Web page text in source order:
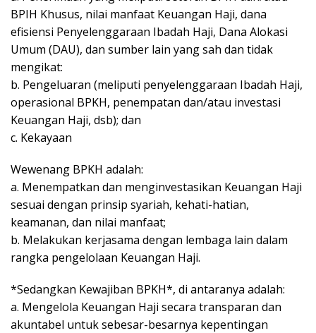
BPIH Khusus, nilai manfaat Keuangan Haji, dana
efisiensi Penyelenggaraan Ibadah Haji, Dana Alokasi
Umum (DAU), dan sumber lain yang sah dan tidak
mengikat:
b. Pengeluaran (meliputi penyelenggaraan Ibadah Haji,
operasional BPKH, penempatan dan/atau investasi
Keuangan Haji, dsb); dan
c. Kekayaan
Wewenang BPKH adalah:
a. Menempatkan dan menginvestasikan Keuangan Haji
sesuai dengan prinsip syariah, kehati-hatian,
keamanan, dan nilai manfaat;
b. Melakukan kerjasama dengan lembaga lain dalam
rangka pengelolaan Keuangan Haji.
*Sedangkan Kewajiban BPKH*, di antaranya adalah:
a. Mengelola Keuangan Haji secara transparan dan
akuntabel untuk sebesar-besarnya kepentingan